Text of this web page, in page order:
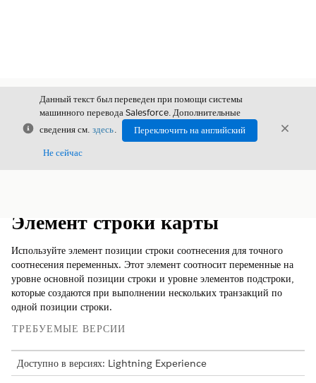
Закрыть
Данный текст был переведен при помощи системы
машинного перевода Salesforce. Дополнительные
сведения см. здесь.
Переключить на английский
Не сейчас
Элемент строки карты
Используйте элемент позиции строки соотнесения для точного
соотнесения переменных. Этот элемент соотносит переменные на
уровне основной позиции строки и уровне элементов подстроки,
которые создаются при выполнении нескольких транзакций по
одной позиции строки.
ТРЕБУЕМЫЕ ВЕРСИИ
Доступно в версиях: Lightning Experience